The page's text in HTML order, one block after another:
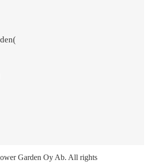
Garden Oy Ab. All rights